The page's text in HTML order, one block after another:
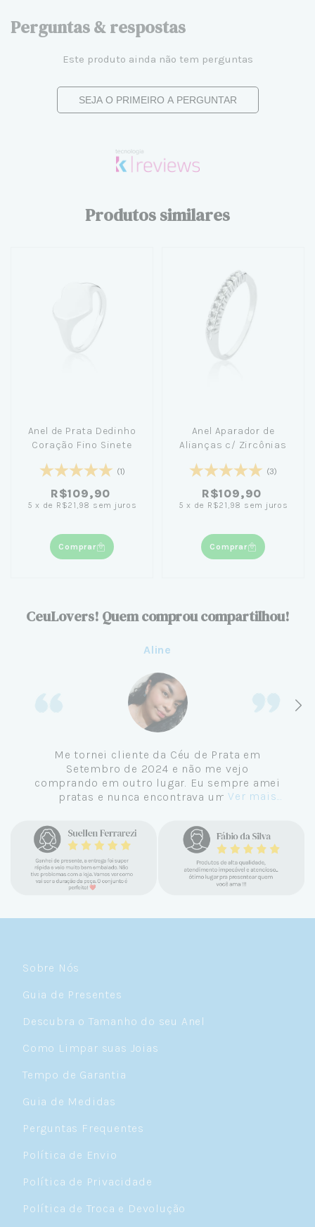
Perguntas & respostas
Este produto ainda não tem perguntas
SEJA O PRIMEIRO A PERGUNTAR
Produtos similares
Anel de Prata Dedinho
Coração Fino Sinete
(1)
R$109,90
5 x de R$21,98 sem juros
Comprar
Anel Aparador de
Alianças c/ Zircônias
(3)
R$109,90
5 x de R$21,98 sem juros
Comprar
CeuLovers! Quem comprou compartilhou!
Aline
Me tornei cliente da Céu de Prata em
Setembro de 2024 e não me vejo
comprando em outro lugar. Eu sempre amei
pratas e nunca encontrava uma loja
encontrar a Céu. Atendimento
personalizado, verdadeiras jóias prata 925,
mimos e brindes incríveis. Virei cliente fiel
e amo demais as pratas que são lindas, tem
um brilho incrível e preço super justo. Fora
Ver mais...
Sobre Nós
Guia de Presentes
Descubra o Tamanho do seu Anel
Como Limpar suas Joias
Tempo de Garantia
Guia de Medidas
Perguntas Frequentes
Política de Envio
Política de Privacidade
Política de Troca e Devolução